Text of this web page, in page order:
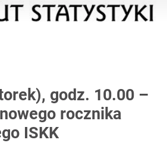
godz. 10.00 –
rocznika
ISKK